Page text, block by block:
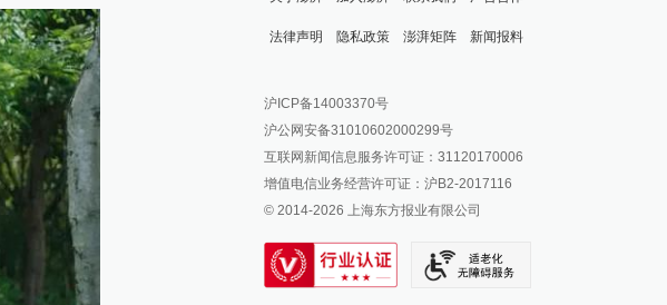
法律声明 隐私政策 澎湃矩阵
澎湃新闻公众号
澎湃新闻抖音号
派生万物开放平台
IP SHANGHAI
SIXTH TONE
新闻报料
报料邮箱: news@thepaper.cn
沪ICP备14003370号
沪公网安备31010602000299号
互联网新闻信息服务许可证：31120170006
增值电信业务经营许可证：沪B2-2017116
© 2014-2026 上海东方报业有限公司